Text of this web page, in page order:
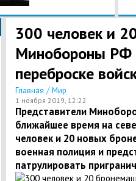
​300 человек и
Минобороны РФ
переброске
Главная / Мир
1 ноября 2019, 12:22
Представители
ближайшее время на
человек и 20 новых
военная полиция и
патрулировать